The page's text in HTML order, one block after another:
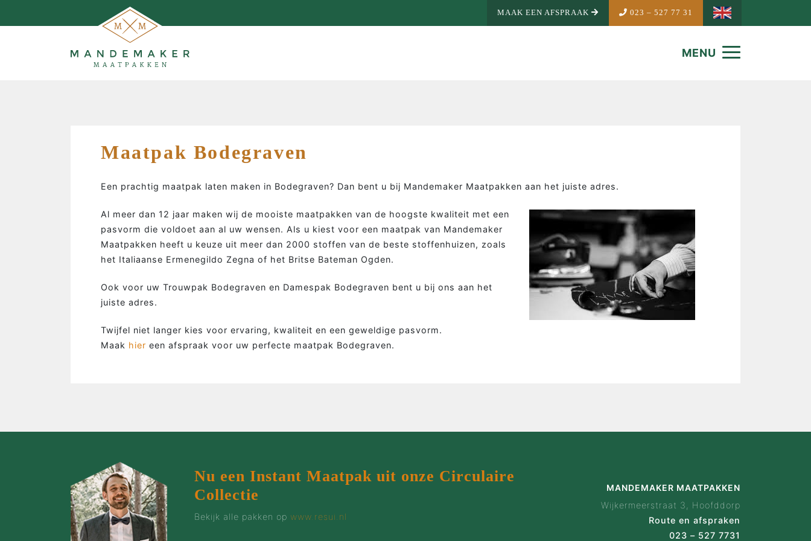
MAAK EEN AFSPRAAK 023 – 527 77 31
MENU
MAATPAKKEN MAKEN…
…de man
…de bruidegom
…de groep
MEER MAATWERK
Colbert
Driedelig
MANDEMAKER
Wie is Mandemaker
Klant ervaringen
Maatpak Bodegraven
Een prachtig maatpak laten maken in Bodegraven? Dan bent u bij Mandemaker Maatpakken aan het juiste adres.
Al meer dan 12 jaar maken wij de mooiste maatpakken van de hoogste kwaliteit met een
pasvorm die voldoet aan al uw wensen. Als u kiest voor een maatpak van Mandemaker
Maatpakken heeft u keuze uit meer dan 2000 stoffen van de beste stoffenhuizen, zoals
het Italiaanse Ermenegildo Zegna of het Britse Bateman Ogden.
Ook voor uw Trouwpak Bodegraven en Damespak Bodegraven bent u bij ons aan het
juiste adres.
Twijfel niet langer kies voor ervaring, kwaliteit en een geweldige pasvorm.
Maak hier een afspraak voor uw perfecte maatpak Bodegraven.
Nu een Instant Maatpak uit onze Circulaire
Collectie
Bekijk alle pakken op www.resui.nl
MANDEMAKER MAATPAKKEN
Wijkermeerstraat 3, Hoofddorp
Route en afspraken
023 – 527 7731